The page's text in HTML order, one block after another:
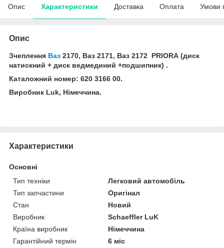
Опис Характеристики Доставка Оплата Умови
Опис
Зчеплення Ваз 2170, Ваз 2171, Ваз 2172 PRIORA (диск
натискний + диск ведмединий +подшипник) .
Каталожний номер: 620 3166 00.
Виробник Luk, Німеччина.
Характеристики
Основні
Тип техніки
Легковий автомобіль
Тип запчастини
Оригінал
Стан
Новий
Виробник
Schaeffler LuK
Країна виробник
Німеччина
Гарантійний термін
6 міс